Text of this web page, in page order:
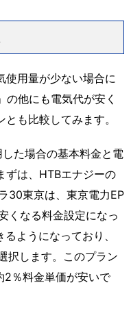
使用量が少ない場合に
の他にも電気代が安く
も比較してみます。
た場合の基本料金と電
ずは、HTBエナジーの
30東京は、東京電力EP
くなる料金設定になっ
ようになっており、
択します。このプラン
2％料金単価が安いで